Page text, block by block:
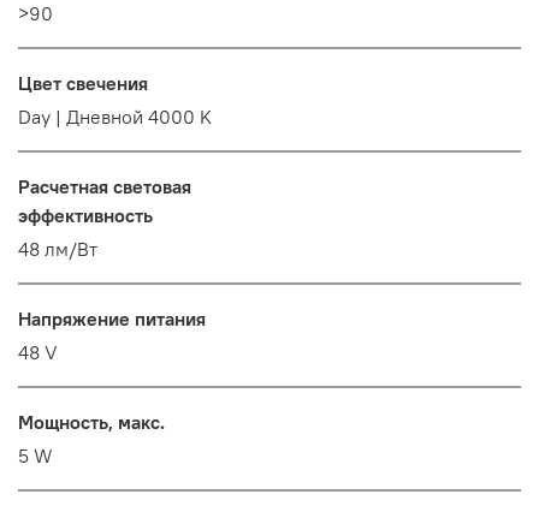
>90
Цвет свечения
Day | Дневной 4000 K
Расчетная световая
эффективность
48 лм/Вт
Напряжение питания
48 V
Мощность, макс.
5 W